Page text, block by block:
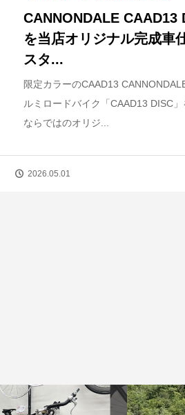
CANNONDALE CAAD13
を当店オリジナル完成車
スタ...
限定カラーのCAAD13
ルミロードバイク「CAAD13 DISC
ならではのオリジ...
2026.05.01